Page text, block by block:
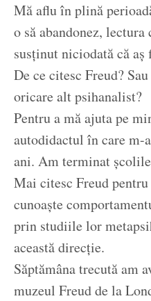
Mă aflu în plină
o să abandonez,
susținut niciodată că aș
De ce citesc Freud?
oricare alt psihanalist?
Pentru a mă ajuta pe
autodidactul în care m-
ani. Am terminat
Mai citesc Freud pentru
cunoaște
prin studiile lor
această direcție.
Săptămâna trecută am
muzeul Freud de la